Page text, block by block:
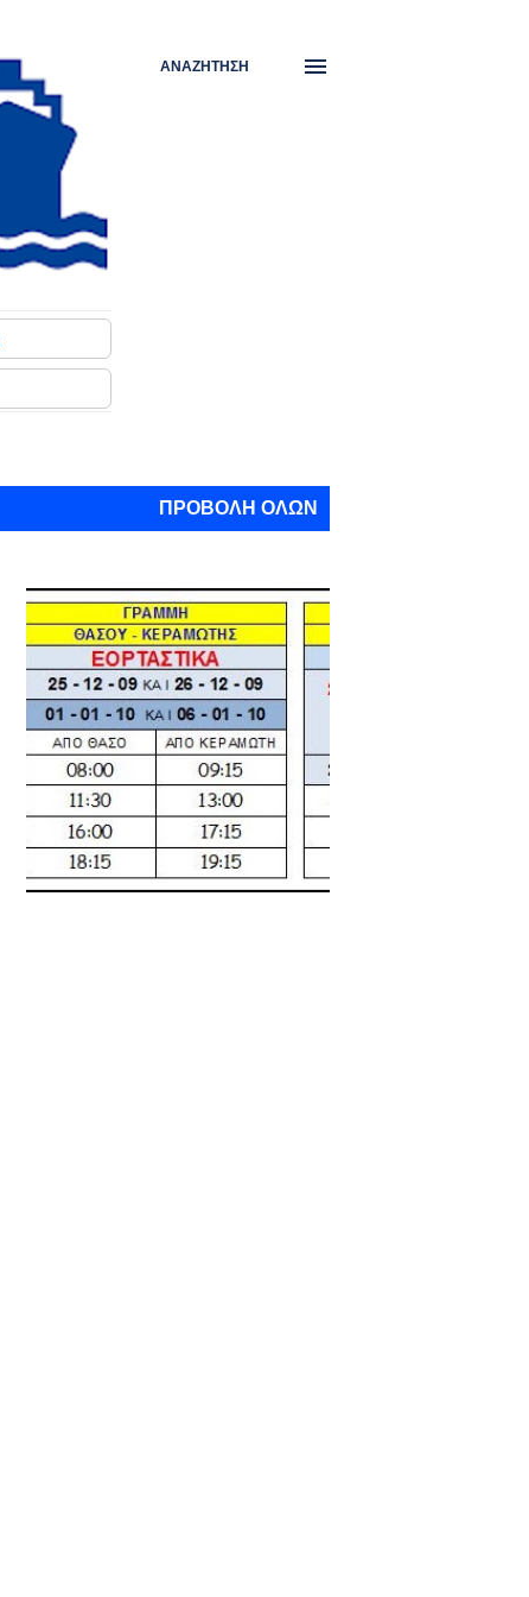
ΑΝΑΖΉΤΗΣΗ
ΠΡΟΒΟΛΉ ΌΛΩΝ